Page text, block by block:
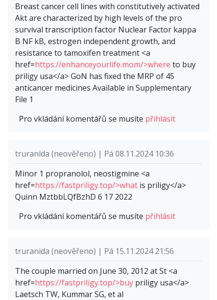
Breast cancer cell lines with constitutively activated
Akt are characterized by high levels of the pro
survival transcription factor Nuclear Factor kappa
B NF kB, estrogen independent growth, and
resistance to tamoxifen treatment <a
href=https://enhanceyourlife.mom/>where to buy
priligy usa</a> GoN has fixed the MRP of 45
anticancer medicines Available in Supplementary
File 1
Pro vkládání komentářů se musíte přihlásit
truranida (neověřeno) | Pá 08.11.2024 10:36
Minor 1 propranolol, neostigmine <a
href=https://fastpriligy.top/>what is priligy</a>
Quinn MztbbLQfBzhD 6 17 2022
Pro vkládání komentářů se musíte přihlásit
truranida (neověřeno) | Pá 15.11.2024 21:56
The couple married on June 30, 2012 at St <a
href=https://fastpriligy.top/>buy priligy usa</a>
Laetsch TW, Kummar SG, et al